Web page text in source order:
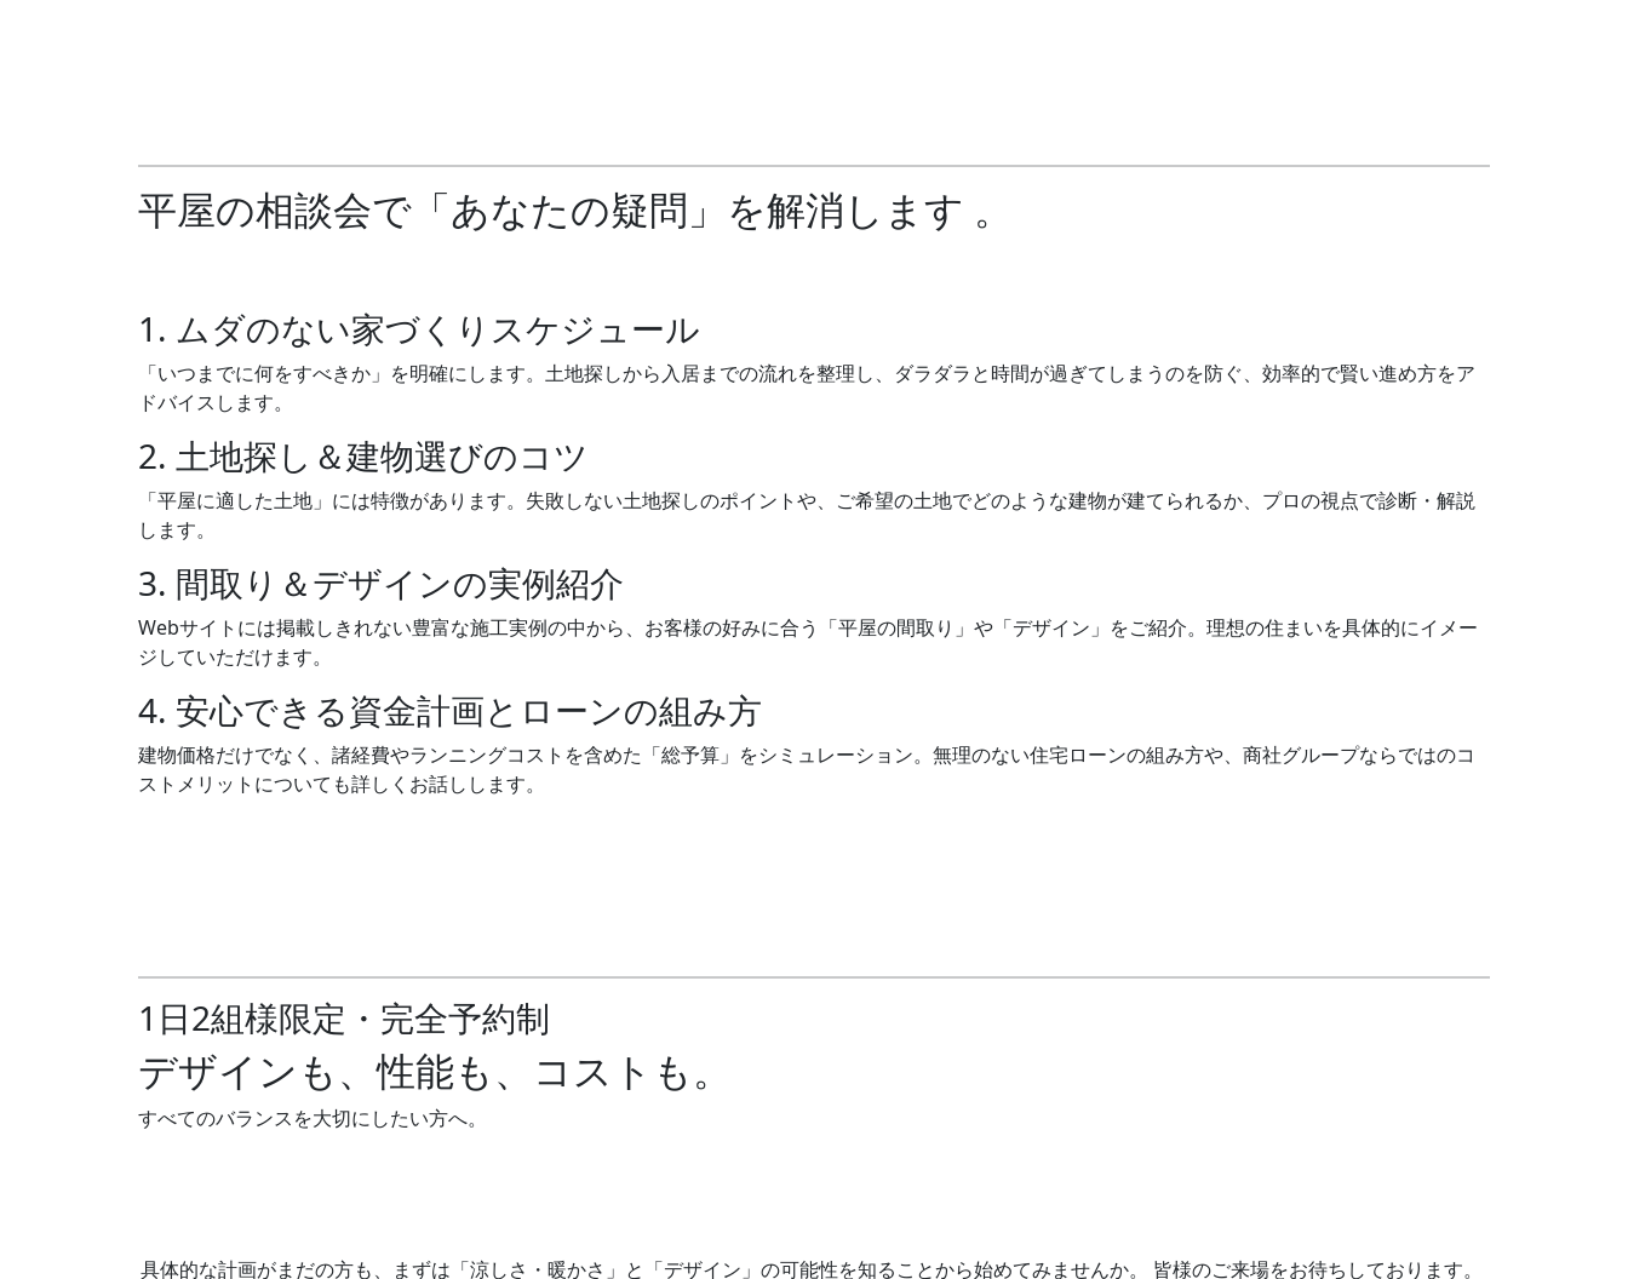
平屋の相談会で「あなたの疑問」を解消します 。
1. ムダのない家づくりスケジュール
「いつまでに何をすべきか」を明確にします。土地探しから入居までの流れを整理し、ダラダラと時間が過ぎてしまうのを防ぐ、効率的で賢い進め方をア
ドバイスします。
2. 土地探し＆建物選びのコツ
「平屋に適した土地」には特徴があります。失敗しない土地探しのポイントや、ご希望の土地でどのような建物が建てられるか、プロの視点で診断・解説
します。
3. 間取り＆デザインの実例紹介
Webサイトには掲載しきれない豊富な施工実例の中から、お客様の好みに合う「平屋の間取り」や「デザイン」をご紹介。理想の住まいを具体的にイメー
ジしていただけます。
4. 安心できる資金計画とローンの組み方
建物価格だけでなく、諸経費やランニングコストを含めた「総予算」をシミュレーション。無理のない住宅ローンの組み方や、商社グループならではのコ
ストメリットについても詳しくお話しします。
1日2組様限定・完全予約制
デザインも、性能も、コストも。
すべてのバランスを大切にしたい方へ。
具体的な計画がまだの方も、まずは「涼しさ・暖かさ」と「デザイン」の可能性を知ることから始めてみませんか。 皆様のご来場をお待ちしております。